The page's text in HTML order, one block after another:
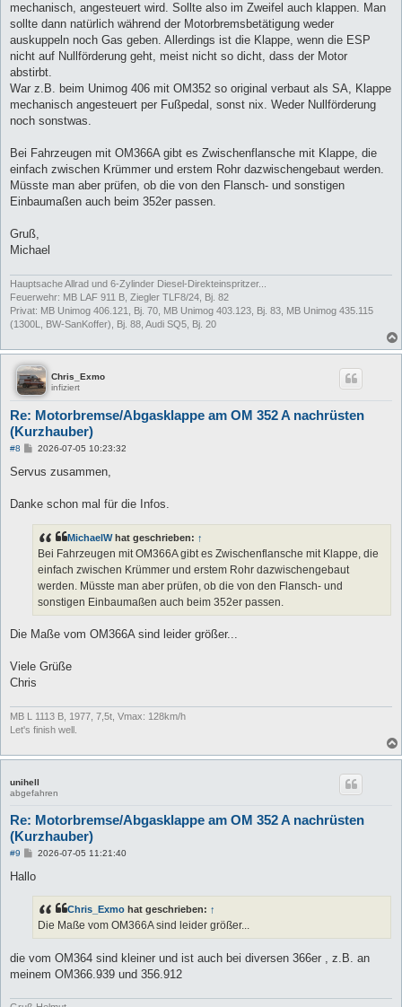
mechanisch, angesteuert wird. Sollte also im Zweifel auch klappen. Man
sollte dann natürlich während der Motorbremsbetätigung weder
auskuppeln noch Gas geben. Allerdings ist die Klappe, wenn die ESP
nicht auf Nullförderung geht, meist nicht so dicht, dass der Motor
abstirbt.
War z.B. beim Unimog 406 mit OM352 so original verbaut als SA, Klappe
mechanisch angesteuert per Fußpedal, sonst nix. Weder Nullförderung
noch sonstwas.
Bei Fahrzeugen mit OM366A gibt es Zwischenflansche mit Klappe, die
einfach zwischen Krümmer und erstem Rohr dazwischengebaut werden.
Müsste man aber prüfen, ob die von den Flansch- und sonstigen
Einbaumaßen auch beim 352er passen.
Gruß,
Michael
Hauptsache Allrad und 6-Zylinder Diesel-Direkteinspritzer...
Feuerwehr: MB LAF 911 B, Ziegler TLF8/24, Bj. 82
Privat: MB Unimog 406.121, Bj. 70, MB Unimog 403.123, Bj. 83, MB Unimog 435.115
(1300L, BW-SanKoffer), Bj. 88, Audi SQ5, Bj. 20
Chris_Exmo
infiziert
Re: Motorbremse/Abgasklappe am OM 352 A nachrüsten
(Kurzhauber)
#8
B
i
a
2026-07-05 10:23:32
Servus zusammen,
Danke schon mal für die Infos.
MichaelWhat geschrieben: ↑
Bei Fahrzeugen mit OM366A gibt es Zwischenflansche mit Klappe, die
einfach zwischen Krümmer und erstem Rohr dazwischengebaut
werden. Müsste man aber prüfen, ob die von den Flansch- und
sonstigen Einbaumaßen auch beim 352er passen.
Die Maße vom OM366A sind leider größer...
Viele Grüße
Chris
MB L 1113 B, 1977, 7,5t, Vmax: 128km/h
Let's finish well.
unihell
abgefahren
Re: Motorbremse/Abgasklappe am OM 352 A nachrüsten
(Kurzhauber)
#9
B
i
r
2026-07-05 11:21:40
Hallo
Chris_Exmo hat geschrieben: ↑
Die Maße vom OM366A sind leider größer...
die vom OM364 sind kleiner und ist auch bei diversen 366er , z.B. an
meinem OM366.939 und 356.912